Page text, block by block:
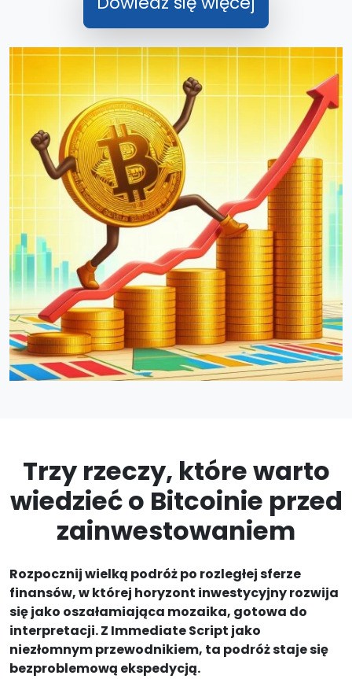
Trzy rzeczy, które warto
wiedzieć o Bitcoinie przed
zainwestowaniem
Rozpocznij wielką podróż po rozległej sferze
finansów, w której horyzont inwestycyjny rozwija
się jako oszałamiająca mozaika, gotowa do
interpretacji. Z Immediate Script jako
niezłomnym przewodnikiem, ta podróż staje się
bezproblemową ekspedycją.